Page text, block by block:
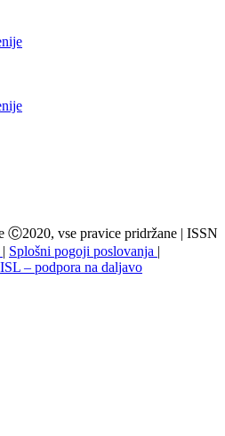
Ⓒ2020, vse pravice pridržane | ISSN
| Splošni pogoji poslovanja |
ISL – podpora na daljavo